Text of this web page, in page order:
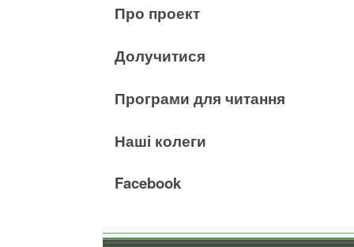
Про проект
Долучитися
Програми для читання
Наші колеги
Facebook